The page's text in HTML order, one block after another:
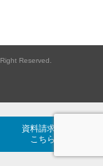
Reserved.
資料請求は
こちら